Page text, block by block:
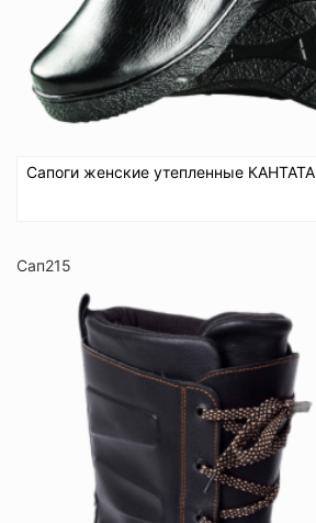
Сапоги женские утепленные КАНТАТА
Сап215